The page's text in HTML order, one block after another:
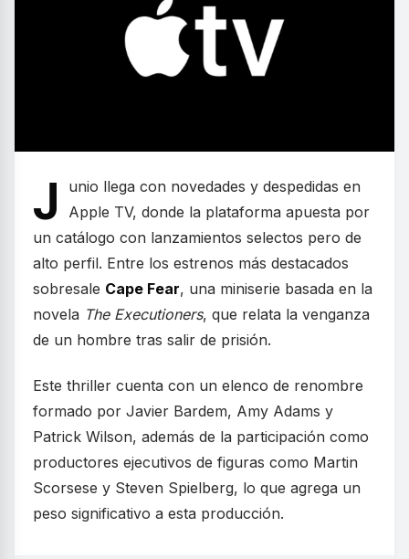
J
unio llega con novedades y despedidas en
Apple TV, donde la plataforma apuesta por
un catálogo con lanzamientos selectos pero de
alto perfil. Entre los estrenos más destacados
sobresale Cape Fear, una miniserie basada en la
novela The Executioners, que relata la venganza
de un hombre tras salir de prisión.
Este thriller cuenta con un elenco de renombre
formado por Javier Bardem, Amy Adams y
Patrick Wilson, además de la participación como
productores ejecutivos de figuras como Martin
Scorsese y Steven Spielberg, lo que agrega un
peso significativo a esta producción.